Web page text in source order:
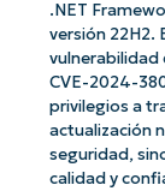
.NET
versión 22H2.
CVE-2024-
privilegios a
actualización
seguridad,
calidad y